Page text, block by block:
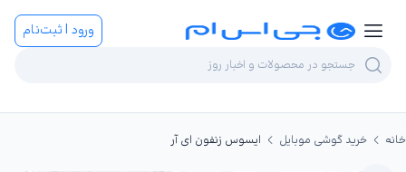
ورود | ثبت‌نام
خانه خرید گوشی موبایل ایسوس زنفون ای آر